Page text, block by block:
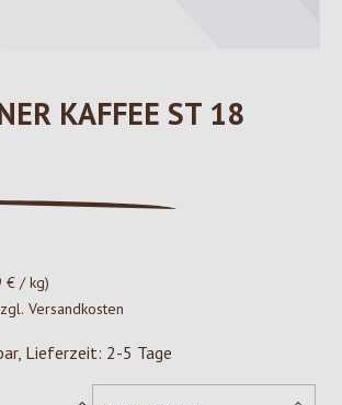
KAFFEE ST 18
€ / kg)
Versandkosten
Lieferzeit: 2-5 Tage